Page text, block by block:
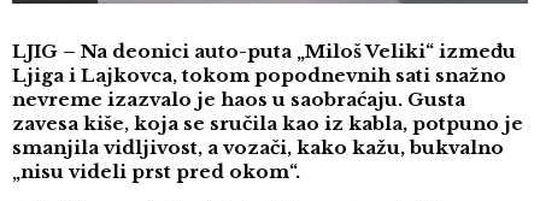
LJIG – Na deonici auto-puta „Miloš Veliki“ između
Ljiga i Lajkovca, tokom popodnevnih sati snažno
nevreme izazvalo je haos u saobraćaju. Gusta
zavesa kiše, koja se sručila kao iz kabla, potpuno je
smanjila vidljivost, a vozači, kako kažu, bukvalno
„nisu videli prst pred okom“.